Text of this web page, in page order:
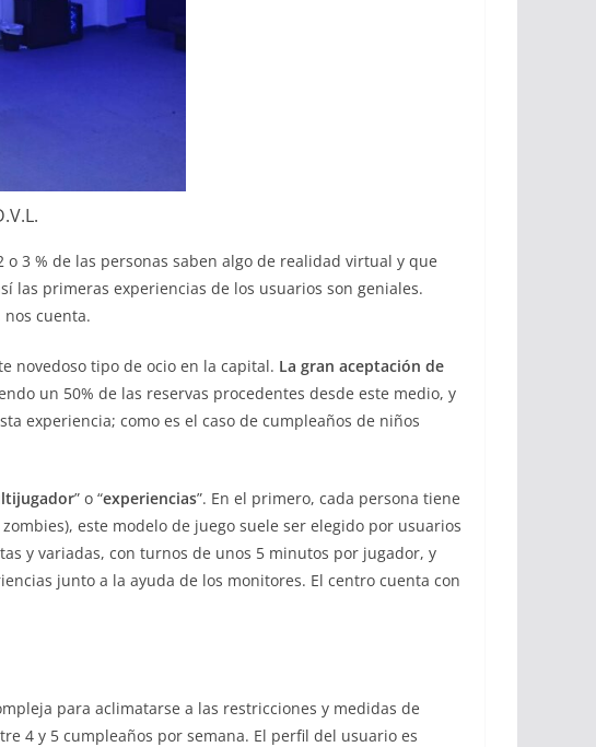
3 % de las personas saben algo de realidad virtual y que
las primeras experiencias de los usuarios son geniales.
nos cuenta.
novedoso tipo de ocio en la capital. La gran aceptación de
un 50% de las reservas procedentes desde este medio, y
experiencia; como es el caso de cumpleaños de niños
” o “experiencias”. En el primero, cada persona tiene
este modelo de juego suele ser elegido por usuarios
y variadas, con turnos de unos 5 minutos por jugador, y
junto a la ayuda de los monitores. El centro cuenta con
para aclimatarse a las restricciones y medidas de
4 y 5 cumpleaños por semana. El perfil del usuario es